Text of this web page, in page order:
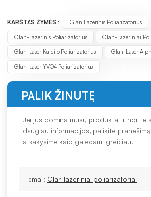
KARŠTAS ŽYMĖS : Glan Lazerinis Poliarizatorius
Glan-Lazerinis Poliarizatorius Glan-Lazeriniai
Glan-Laser Kalcito Poliarizatorius Glan-Laser
Glan-Laser YVO4 Poliarizatorius
PALIK ŽINUTĘ
Jei jus domina mūsų produktai ir norite
daugiau informacijos, palikite
atsakysime kaip galėdami greičiau.
Tema : Glan lazeriniai poliarizatoriai